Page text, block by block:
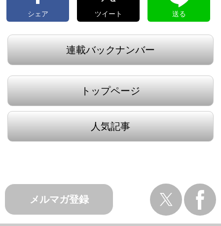
シェア ツイート 送る
連載バックナンバー
トップページ
人気記事
メルマガ登録